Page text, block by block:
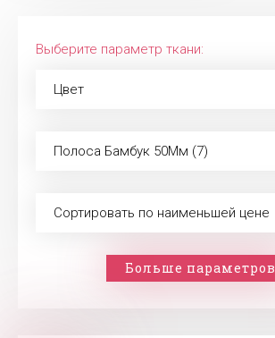
Выберите параметр ткани:
Цвет
Полоса Бамбук 50Мм (7)
Сортировать по наименьшей цене
Больше параметров